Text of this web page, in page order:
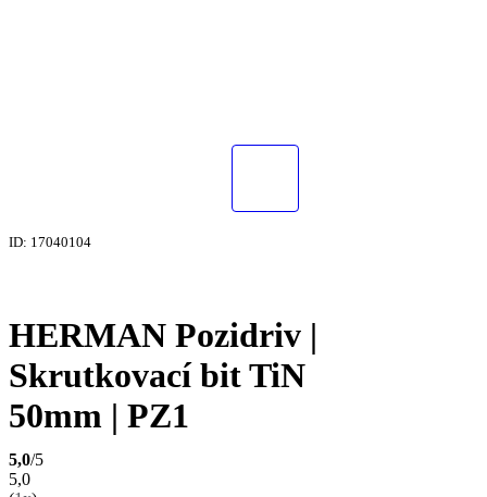
ID: 17040104
HERMAN Pozidriv |
Skrutkovací bit TiN
50mm | PZ1
5,0/5
5,0